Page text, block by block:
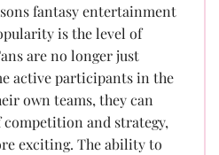
fantasy entertainment
is the level of
are no longer just
active participants in the
own teams, they can
and strategy,
exciting. The ability to